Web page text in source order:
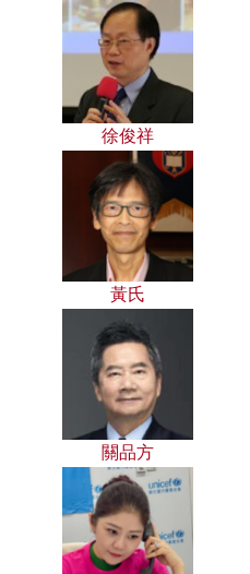
徐俊祥
黃氏
關品方